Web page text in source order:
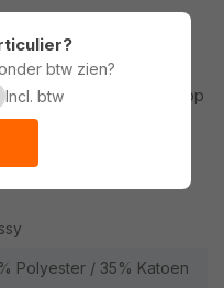
logo of bedrijfsnaam?
je gemakkelijk online op
.
Polyester / 35% Katoen
btw zien?
Incl. btw